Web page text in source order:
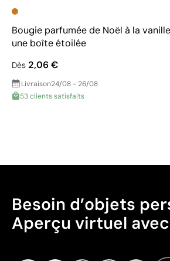
Bougie parfumée de Noël à la
une boîte étoilée
Dès 2,06 €
Livraison24/08 - 26/08
53 clients satisfaits
Besoin d’objets
Aperçu virtuel